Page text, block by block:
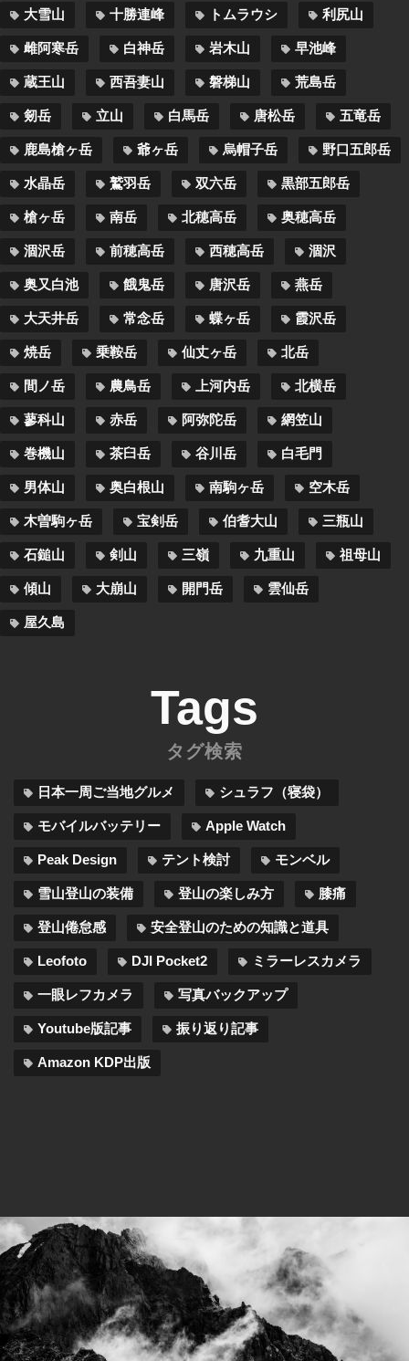
大雪山 十勝連峰 トムラウシ 利尻山
雌阿寒岳 白神岳 岩木山 早池峰
蔵王山 西吾妻山 磐梯山 荒島岳
剱岳 立山 白馬岳 唐松岳 五竜岳
鹿島槍ヶ岳 爺ヶ岳 烏帽子岳 野口五郎岳
水晶岳 鷲羽岳 双六岳 黒部五郎岳
槍ヶ岳 南岳 北穂高岳 奥穂高岳
涸沢岳 前穂高岳 西穂高岳 涸沢
奥又白池 餓鬼岳 唐沢岳 燕岳
大天井岳 常念岳 蝶ヶ岳 霞沢岳
焼岳 乗鞍岳 仙丈ヶ岳 北岳
間ノ岳 農鳥岳 上河内岳 北横岳
蓼科山 赤岳 阿弥陀岳 網笠山
巻機山 茶臼岳 谷川岳 白毛門
男体山 奥白根山 南駒ヶ岳 空木岳
木曽駒ヶ岳 宝剣岳 伯耆大山 三瓶山
石鎚山 剣山 三嶺 九重山 祖母山
傾山 大崩山 開門岳 雲仙岳
屋久島
Tags
タグ検索
日本一周ご当地グルメ シュラフ（寝袋）
モバイルバッテリー Apple Watch
Peak Design テント検討 モンベル
雪山登山の装備 登山の楽しみ方 膝痛
登山倦怠感 安全登山のための知識と道具
Leofoto DJI Pocket2 ミラーレスカメラ
一眼レフカメラ 写真バックアップ
Youtube版記事 振り返り記事
Amazon KDP出版